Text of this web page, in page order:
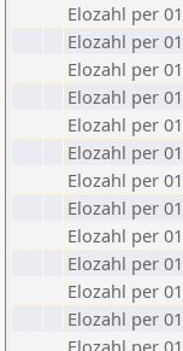
Elozahl per
Elozahl per
Elozahl per
Elozahl per
Elozahl per
Elozahl per
Elozahl per
Elozahl per
Elozahl per
Elozahl per
Elozahl per
Elozahl per
Elozahl per